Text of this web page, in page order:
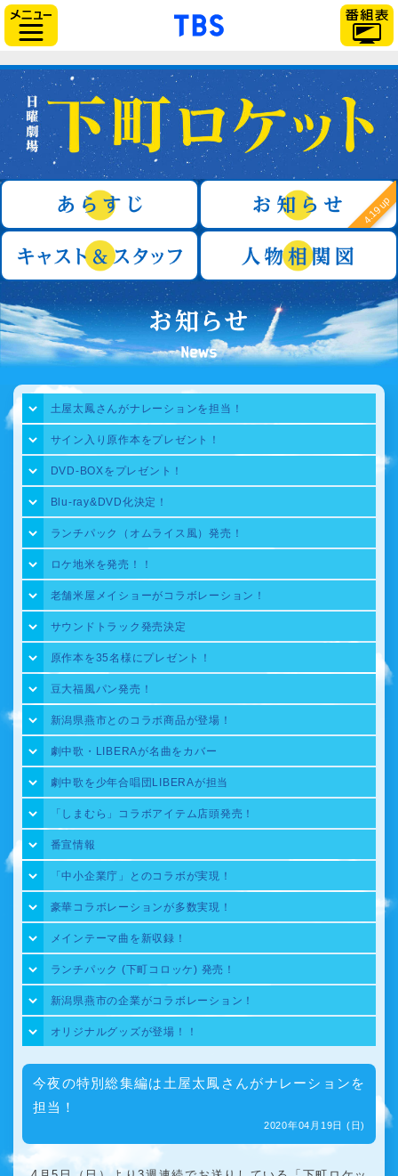
「TBSテレビ」トップ
日曜劇場『下町ロケット』
4.19 up
キャスト＆スタッフ
土屋太鳳さんがナレーションを担当！
サイン入り原作本をプレゼント！
DVD-BOXをプレゼント！
Blu-ray&DVD化決定！
ランチパック（オムライス風）発売！
ロケ地米を発売！！
老舗米屋メイショーがコラボレーション！
サウンドトラック発売決定
原作本を35名様にプレゼント！
豆大福風パン発売！
新潟県燕市とのコラボ商品が登場！
劇中歌・LIBERAが名曲をカバー
劇中歌を少年合唱団LIBERAが担当
「しまむら」コラボアイテム店頭発売！
番宣情報
「中小企業庁」とのコラボが実現！
豪華コラボレーションが多数実現！
メインテーマ曲を新収録！
ランチパック (下町コロッケ) 発売！
新潟県燕市の企業がコラボレーション！
オリジナルグッズが登場！！
今夜の特別総集編は土屋太鳳さんがナレーションを
担当！
2020年04月19日 (日)